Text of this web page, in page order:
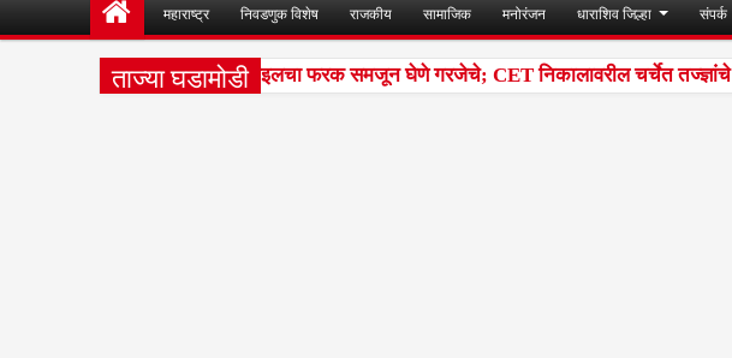
महाराष्ट्र निवडणुक विशेष राजकीय सामाजिक मनोरंजन धाराशिव जिल्हा संपर्क
ताज्या घडामोडी
परीक्षांतील टक्केवारी आणि पर्सेंटाइलचा फरक समजून घेणे गरजेचे; CET निकालावरील चर्चेत तज्ज्ञांचे मत